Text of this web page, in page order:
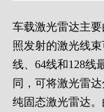
车载激光雷达主
照发射的激光线
线、64线和128线
同，可将激光雷
纯固态激光雷达